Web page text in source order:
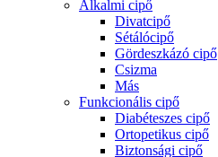
Alkalmi cipő
Divatcipő
Sétálócipő
Gördeszkázó cipő
Csizma
Más
Funkcionális cipő
Diabéteszes cipő
Ortopetikus cipő
Biztonsági cipő